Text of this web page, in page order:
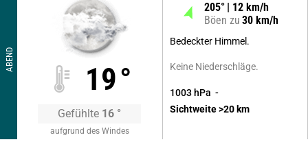
ABEND
19°
Gefühlte 16 °
aufgrund des Windes
205° 12 km/h
Böen zu 30 km/h
Bedeckter Himmel.
Keine Niederschläge.
1003 hPa
Sichtweite >20 km